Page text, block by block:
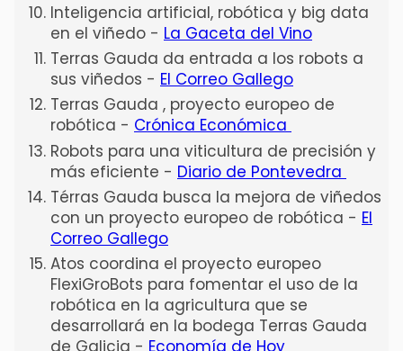
Inteligencia artificial, robótica y big data
en el viñedo - La Gaceta del Vino
Terras Gauda da entrada a los robots a
sus viñedos - El Correo Gallego
Terras Gauda , proyecto europeo de
robótica - Crónica Económica
Robots para una viticultura de precisión y
más eficiente - Diario de Pontevedra
Térras Gauda busca la mejora de viñedos
con un proyecto europeo de robótica - El
Correo Gallego
Atos coordina el proyecto europeo
FlexiGroBots para fomentar el uso de la
robótica en la agricultura que se
desarrollará en la bodega Terras Gauda
de Galicia - Economía de Hoy